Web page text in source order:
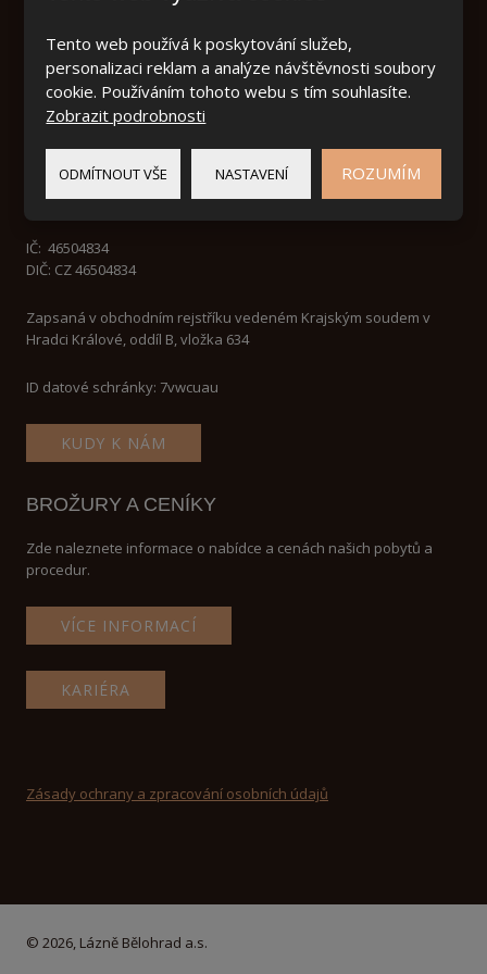
Lázně Bělohrad a.s.
Lázeňská 165
507 81 Lázně Bělohrad
IČ: 46504834
DIČ: CZ 46504834
Zapsaná v obchodním rejstříku vedeném Krajským soudem v
Hradci Králové, oddíl B, vložka 634
ID datové schránky: 7vwcuau
KUDY K NÁM
BROŽURY A CENÍKY
Zde naleznete informace o nabídce a cenách našich pobytů a
procedur.
VÍCE INFORMACÍ
KARIÉRA
Zásady ochrany a zpracování osobních údajů
© 2026, Lázně Bělohrad a.s.
Tento web používá k poskytování služeb,
personalizaci reklam a analýze návštěvnosti soubory
cookie. Používáním tohoto webu s tím souhlasíte.
Zobrazit podrobnosti
ODMÍTNOUT VŠE NASTAVENÍ ROZUMÍM